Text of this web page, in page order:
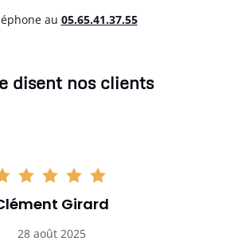
au 05.65.41.37.55
disent nos clients
Girard
28 août 2025